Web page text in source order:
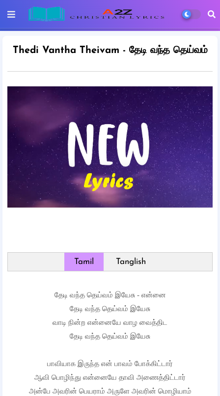
Thedi Vantha Theivam - தேடி வந்த தெய்வம்
Tamil Tanglish
தேடி வந்த தெய்வம் இயேசு - என்னை
தேடி வந்த தெய்வம் இயேசு
வாடி நின்ற என்னையே வாழ வைத்திட
தேடி வந்த தெய்வம் இயேசு
பாவியாக இருந்த என் பாவம் போக்கிட்டார்
ஆவி பொழிந்து என்னையே தாவி அணைத்திட்டார்
அன்பே அவரின் பெயராம் அருளே அவரின் மொழியாம்